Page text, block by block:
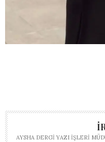
AYSHA DERGI YAZI İŞLERI